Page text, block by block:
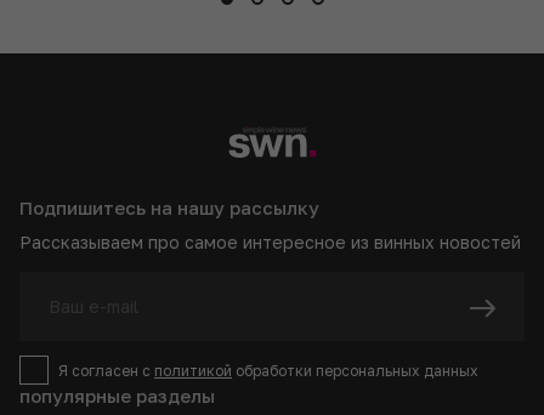
популярные разделы
Подпишитесь на нашу рассылку
Рассказываем про самое интересное из винных новостей
Я согласен с политикой обработки персональных данных